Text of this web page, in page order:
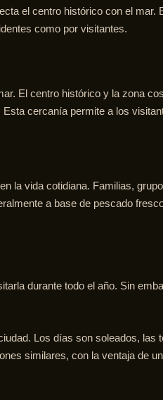
el centro histórico con el
como por visitantes.
El centro histórico y la zona
cercanía permite a los
la vida cotidiana. Familias,
a base de pescado
durante todo el año. Sin
Los días son soleados,
similares, con la ventaja de